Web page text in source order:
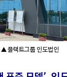
▲ 플랙트그룹 인도법인